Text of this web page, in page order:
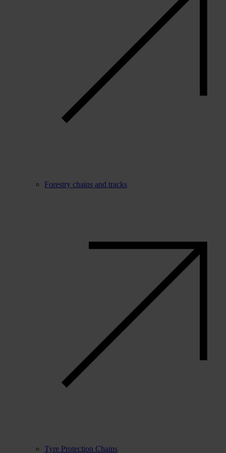
Forestry chains and tracks
Tyre Protection Chains